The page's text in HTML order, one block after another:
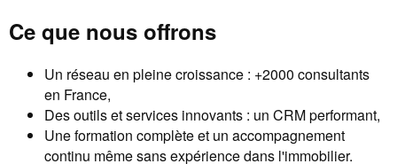
Ce que nous offrons
Un réseau en pleine croissance : +2000 consultants
en France,
Des outils et services innovants : un CRM performant,
Une formation complète et un accompagnement
continu même sans expérience dans l'immobilier.